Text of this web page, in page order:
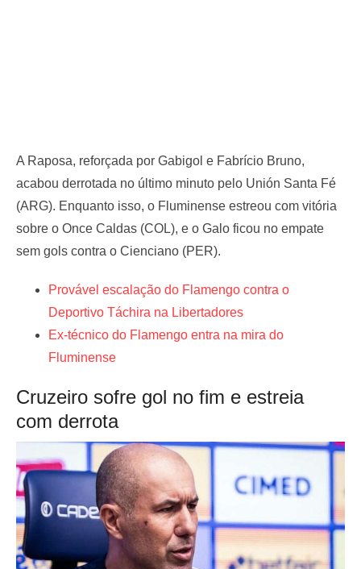
A Raposa, reforçada por Gabigol e Fabrício Bruno,
acabou derrotada no último minuto pelo Unión Santa Fé
(ARG). Enquanto isso, o Fluminense estreou com vitória
sobre o Once Caldas (COL), e o Galo ficou no empate
sem gols contra o Cienciano (PER).
Provável escalação do Flamengo contra o
Deportivo Táchira na Libertadores
Ex-técnico do Flamengo entra na mira do
Fluminense
Cruzeiro sofre gol no fim e estreia
com derrota